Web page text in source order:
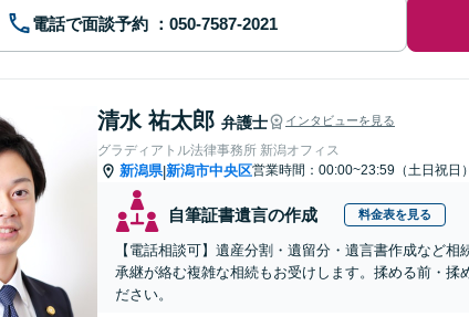
電話で面談予約
清水 祐太郎 弁護士 インタビューを見る
グラディアトル法律事務所 新潟オフィス
新潟県|新潟市中央区営業時間：00:00~23:59（土日祝日）
自筆証書遺言の作成 料金表を見る
【電話相談可】遺産分割・遺留分・遺言書作成など
承継が絡む複雑な相続もお受けします。揉める前・揉
ださい。